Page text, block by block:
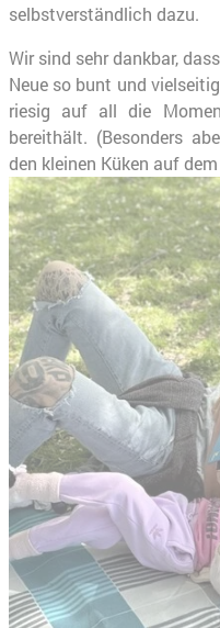
selbstverständlich dazu.
Wir sind sehr dankbar,
Neue so bunt und
riesig auf all die
bereithält. (Besonders
den kleinen Küken auf
Slider überspringen